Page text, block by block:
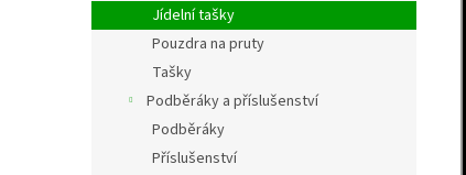
Jídelní tašky
Pouzdra na pruty
Tašky
Podběráky a příslušenství
Podběráky
Příslušenství